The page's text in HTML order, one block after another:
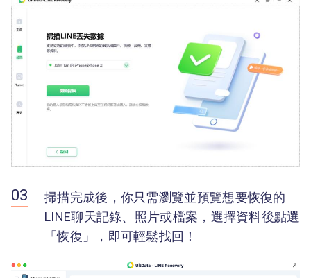
掃描完成後，你只需瀏覽並預覽想要恢復的
LINE聊天記錄、照片或檔案，選擇資料後點選
「恢復」，即可輕鬆找回！